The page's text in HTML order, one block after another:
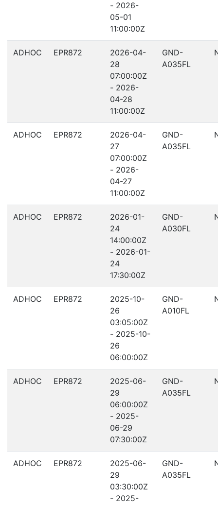
- 2026-
05-01
11:00:00Z
ADHOC EPR872
2026-04-
28
07:00:00Z
- 2026-
04-28
11:00:00Z
GND-
A035FL
ADHOC EPR872
2026-04-
27
07:00:00Z
- 2026-
04-27
11:00:00Z
GND-
A035FL
ADHOC EPR872
2026-01-
24
14:00:00Z
- 2026-01-
24
17:30:00Z
GND-
A030FL
ADHOC EPR872
2025-10-
26
03:05:00Z
- 2025-10-
26
06:00:00Z
GND-
A010FL
ADHOC EPR872
2025-06-
29
06:00:00Z
- 2025-
06-29
07:30:00Z
GND-
A035FL
ADHOC EPR872
2025-06-
29
03:30:00Z
- 2025-
GND-
A035FL